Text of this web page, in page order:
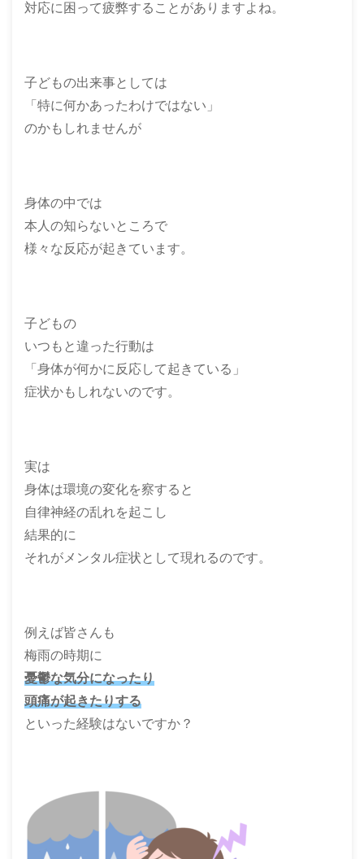
対応に困って疲弊することがありますよね。
子どもの出来事としては
「特に何かあったわけではない」
のかもしれませんが
身体の中では
本人の知らないところで
様々な反応が起きています。
子どもの
いつもと違った行動は
「身体が何かに反応して起きている」
症状かもしれないのです。
実は
身体は環境の変化を察すると
自律神経の乱れを起こし
結果的に
それがメンタル症状として現れるのです。
例えば皆さんも
梅雨の時期に
憂鬱な気分になったり
頭痛が起きたりする
といった経験はないですか？